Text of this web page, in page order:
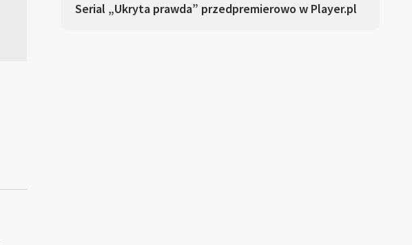
Serial „Ukryta prawda” przedpremierowo w Player.pl